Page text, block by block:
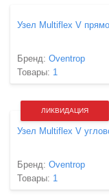
Узел Multiflex V
Бренд: Oventrop
Товары: 1
ЛИКВИДАЦИЯ
Узел Multiflex V
Бренд: Oventrop
Товары: 1